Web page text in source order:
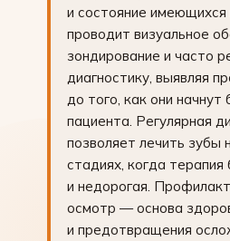
и состояние
проводит визуальное
зондирование и часто
диагностику, выявляя
до того, как они начнут
пациента. Регулярная
позволяет лечить зубы
стадиях, когда терапия
и недорогая.
осмотр — основа
и предотвращения